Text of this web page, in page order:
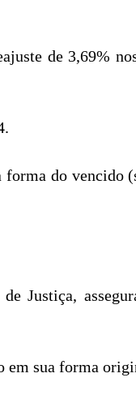
de 3,69%
do vencido
Justiça,
em sua forma